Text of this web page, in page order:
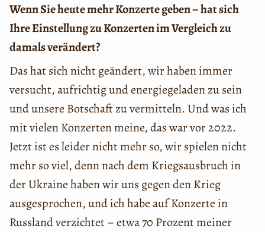
Wenn Sie heute mehr Konzerte geben – hat sich
Ihre Einstellung zu Konzerten im Vergleich zu
damals verändert?
Das hat sich nicht geändert, wir haben immer
versucht, aufrichtig und energiegeladen zu sein
und unsere Botschaft zu vermitteln. Und was ich
mit vielen Konzerten meine, das war vor 2022.
Jetzt ist es leider nicht mehr so, wir spielen nicht
mehr so viel, denn nach dem Kriegsausbruch in
der Ukraine haben wir uns gegen den Krieg
ausgesprochen, und ich habe auf Konzerte in
Russland verzichtet – etwa 70 Prozent meiner